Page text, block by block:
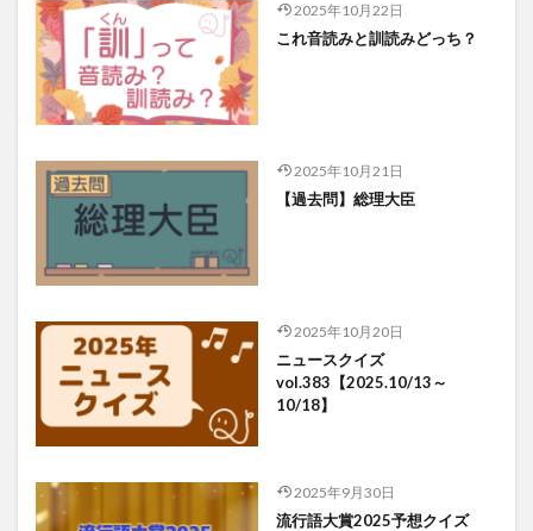
2025年10月22日
これ音読みと訓読みどっち？
2025年10月21日
【過去問】総理大臣
2025年10月20日
ニュースクイズ
vol.383【2025.10/13～
10/18】
2025年9月30日
流行語大賞2025予想クイズ